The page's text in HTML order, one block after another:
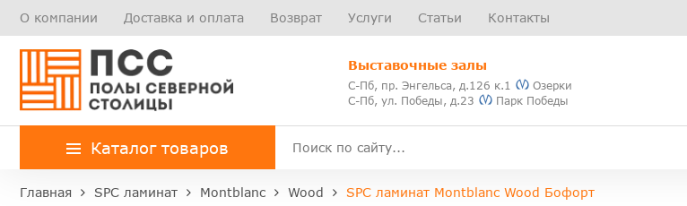
О компании Доставка и оплата Возврат Услуги Статьи Контакты
Выставочные залы
С-Пб, пр. Энгельса, д.126 к.1
Озерки
С-Пб, ул. Победы, д.23
Парк Победы
Каталог товаров
Главная SPC ламинат Montblanc Wood SPC ламинат Montblanc Wood Бофорт